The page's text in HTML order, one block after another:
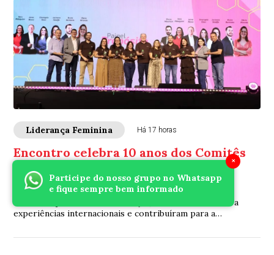
×
Participe do nosso grupo no Whatsapp
e fique sempre bem informado
Liderança Feminina Há 17 horas
Encontro celebra 10 anos dos Comitês
Jovem e Mulher da Sicredi Vale do
Piquiri
Iniciativas já formaram lideranças, levaram associados a
experiências internacionais e contribuíram para a